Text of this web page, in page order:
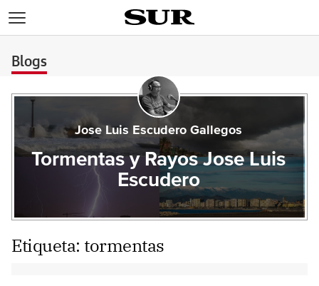
Blogs
Jose Luis Escudero Gallegos
Tormentas y Rayos Jose Luis
Escudero
Etiqueta: tormentas